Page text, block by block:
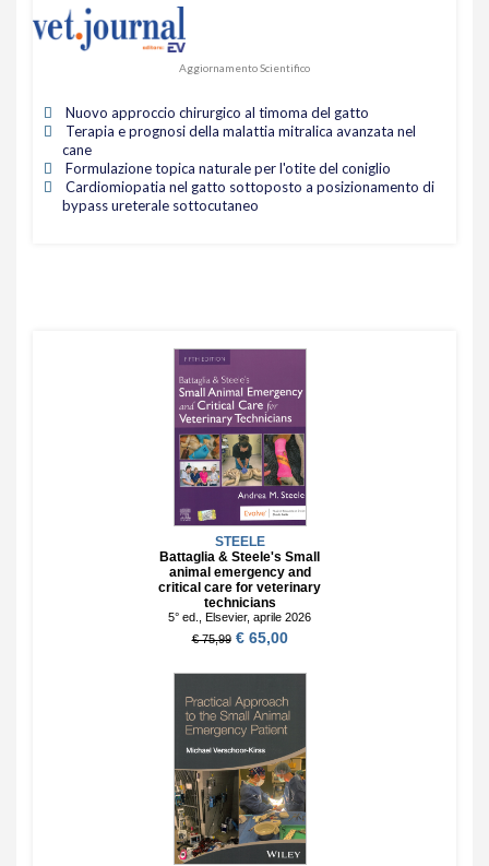
Aggiornamento Scientifico
Nuovo approccio chirurgico al timoma del gatto
Terapia e prognosi della malattia mitralica avanzata nel
cane
Formulazione topica naturale per l'otite del coniglio
Cardiomiopatia nel gatto sottoposto a posizionamento di
bypass ureterale sottocutaneo